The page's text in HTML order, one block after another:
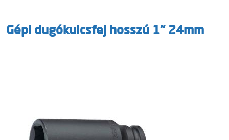
Gépi dugókulcsfej hosszú 1" 24mm